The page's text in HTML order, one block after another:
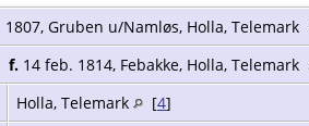
1807, Gruben u/Namløs, Holla, Telemark
f. 14 feb. 1814, Febakke, Holla, Telemark
Holla, Telemark [4]